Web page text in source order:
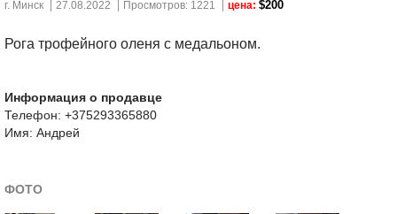
г. Минск 27.08.2022 Просмотров: 1221 цена: $200
Рога трофейного оленя с медальоном.
Информация о продавце
Телефон: +375293365880
Имя: Андрей
ФОТО